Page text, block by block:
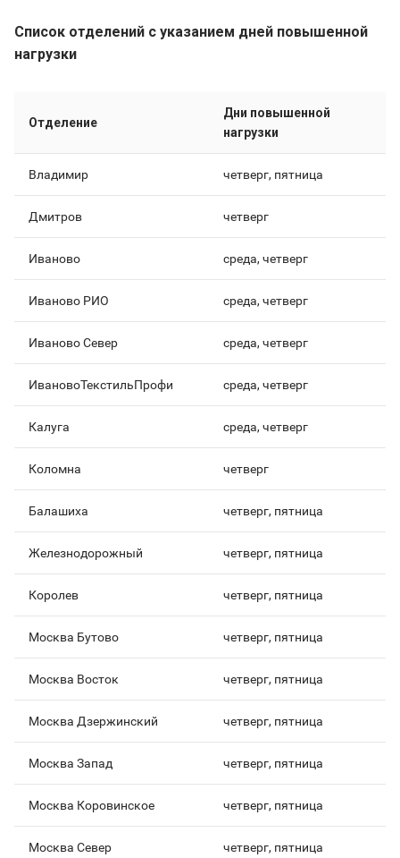
Список отделений с указанием дней повышенной
нагрузки
Отделение
Дни повышенной
нагрузки
Владимир четверг, пятница
Дмитров четверг
Иваново среда, четверг
Иваново РИО среда, четверг
Иваново Север среда, четверг
ИвановоТекстильПрофи среда, четверг
Калуга среда, четверг
Коломна четверг
Балашиха четверг, пятница
Железнодорожный четверг, пятница
Королев четверг, пятница
Москва Бутово четверг, пятница
Москва Восток четверг, пятница
Москва Дзержинский четверг, пятница
Москва Запад четверг, пятница
Москва Коровинское четверг, пятница
Москва Север четверг, пятница